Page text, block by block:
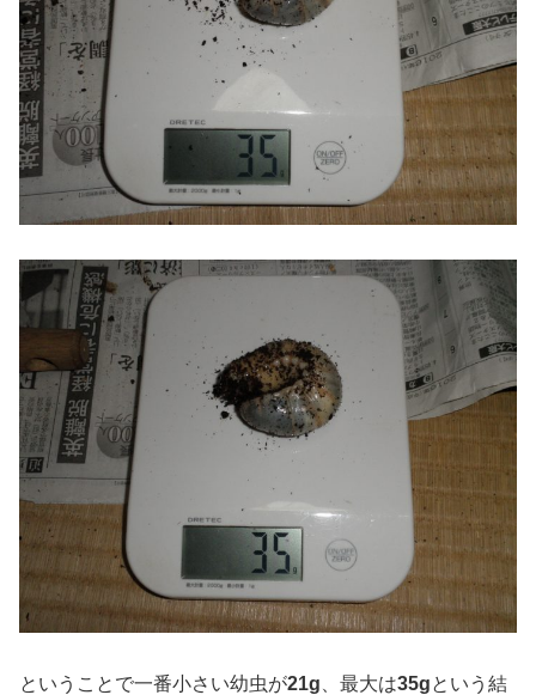
ということで一番小さい幼虫が21g 、最大は35gという結